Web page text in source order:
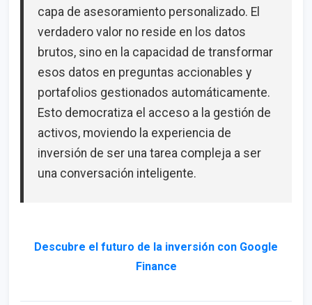
capa de asesoramiento personalizado. El
verdadero valor no reside en los datos
brutos, sino en la capacidad de transformar
esos datos en preguntas accionables y
portafolios gestionados automáticamente.
Esto democratiza el acceso a la gestión de
activos, moviendo la experiencia de
inversión de ser una tarea compleja a ser
una conversación inteligente.
Descubre el futuro de la inversión con Google
Finance